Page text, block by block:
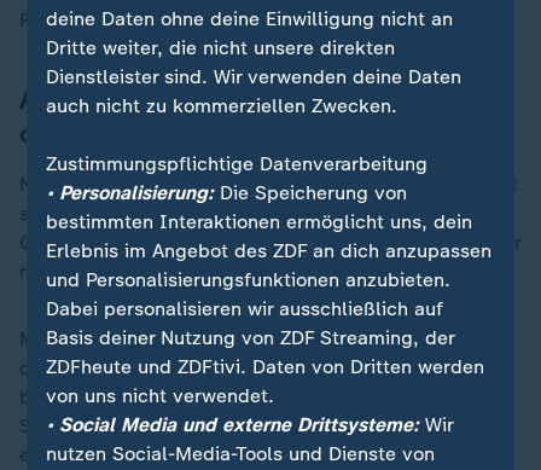
Führung.
Adler wehren sich, sind am Ende aber
chancenlos
Nach nur 77 Sekunden im Mitteldrittel erhöhte Kirk mit
seinem sechsten Tor der Serie. Fast im direkten
Gegenzug verhinderte der überragende Stettmer im Tor
mit einem Reflex den Anschlusstreffer.
Mannheim stemmte sich mit ganzer Kraft gegen die
drohende Pleite, übernahm das Kommando - ließ aber
beste Chancen selbst in Überzahl ungenutzt. Früh im
Schlussdrittel brachte Doppelpacker Ronning mit
einem satten Schuss die Meisterparty endgültig ins
deine Daten ohne deine Einwilligung nicht an
Dritte weiter, die nicht unsere direkten
Dienstleister sind. Wir verwenden deine Daten
auch nicht zu kommerziellen Zwecken.
Zustimmungspflichtige Datenverarbeitung
• Personalisierung:Die Speicherung von
bestimmten Interaktionen ermöglicht uns, dein
Erlebnis im Angebot des ZDF an dich anzupassen
und Personalisierungsfunktionen anzubieten.
Dabei personalisieren wir ausschließlich auf
Basis deiner Nutzung von ZDF Streaming, der
ZDFheute und ZDFtivi. Daten von Dritten werden
von uns nicht verwendet.
• Social Media und externe Drittsysteme:Wir
nutzen Social-Media-Tools und Dienste von